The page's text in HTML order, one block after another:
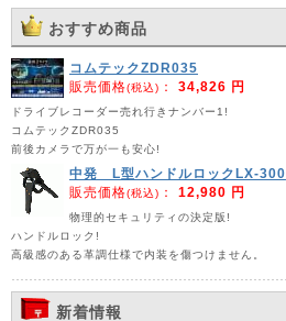
おすすめ商品
コムテックZDR035
販売価格(税込) ： 34,826 円
ドライブレコーダー売れ行きナンバー1!
コムテックZDR035
前後カメラで万が一も安心!
中発 L型ハンドルロックLX-300
販売価格(税込) ： 12,980 円
物理的セキュリティの決定版!
ハンドルロック!
高級感のある革調仕様で内装を傷つけません。
新着情報